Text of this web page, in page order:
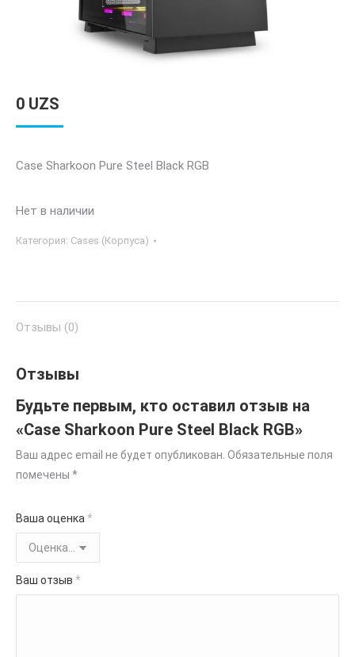
0 UZS
Case Sharkoon Pure Steel Black RGB
Нет в наличии
Категория: Cases (Корпуса)
Отзывы (0)
Отзывы
Будьте первым, кто оставил отзыв на
«Case Sharkoon Pure Steel Black RGB»
Ваш адрес email не будет опубликован. Обязательные поля
помечены *
Ваша оценка *
Ваш отзыв *